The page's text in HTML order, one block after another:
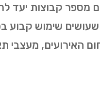
מספר קבוצות יעד
שימוש קבוע
האירועים, מעצבי